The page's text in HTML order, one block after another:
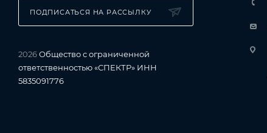
ПОДПИСАТЬСЯ НА РАССЫЛКУ
2026Общество с ограниченной
ответственностью «СПЕКТР» ИНН
5835091776